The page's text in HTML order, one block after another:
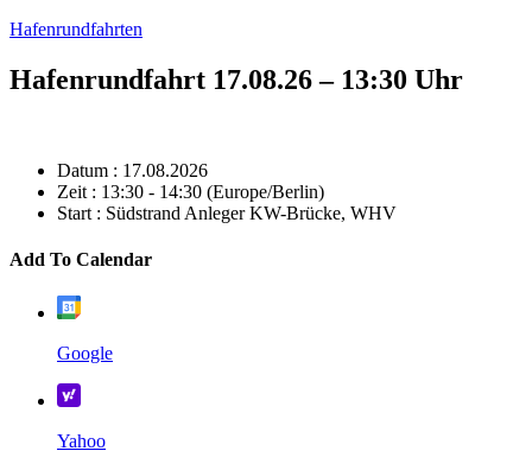
Hafenrundfahrten
Hafenrundfahrt 17.08.26 – 13:30 Uhr
Datum : 17.08.2026
Zeit : 13:30 - 14:30 (Europe/Berlin)
Start : Südstrand Anleger KW-Brücke, WHV
Add To Calendar
Google
Yahoo